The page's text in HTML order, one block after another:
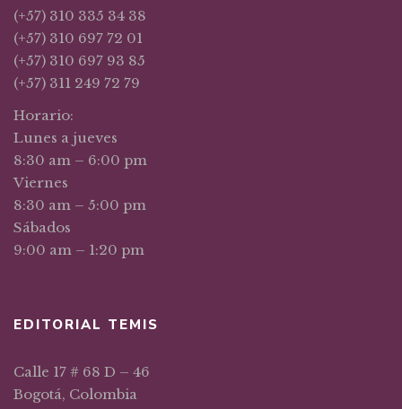
(+57) 310 335 34 38
(+57) 310 697 72 01
(+57) 310 697 93 85
(+57) 311 249 72 79
Horario:
Lunes a jueves
8:30 am – 6:00 pm
Viernes
8:30 am – 5:00 pm
Sábados
9:00 am – 1:20 pm
EDITORIAL TEMIS
Calle 17 # 68 D – 46
Bogotá, Colombia